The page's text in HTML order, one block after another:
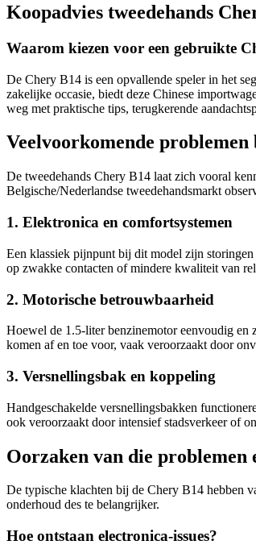
Koopadvies tweedehands
Waarom kiezen voor een gebruikte
De Chery B14 is een opvallende speler in het
zakelijke occasie, biedt deze Chinese
weg met praktische tips, terugkerende
Veelvoorkomende
De tweedehands Chery B14 laat zich vooral
Belgische/Nederlandse tweedehandsmarkt
1. Elektronica en comfortsystemen
Een klassiek pijnpunt bij dit model zijn
op zwakke contacten of mindere kwaliteit van
2. Motorische betrouwbaarheid
Hoewel de 1.5-liter benzinemotor eenvoudig en
komen af en toe voor, vaak veroorzaakt door
3. Versnellingsbak en koppeling
Handgeschakelde versnellingsbakken
ook veroorzaakt door intensief stadsverkeer of
Oorzaken van die problemen
De typische klachten bij de Chery B14 hebben
onderhoud des te belangrijker.
Hoe ontstaan electronica-issues?